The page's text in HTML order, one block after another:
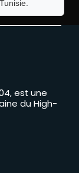
est une
du High-